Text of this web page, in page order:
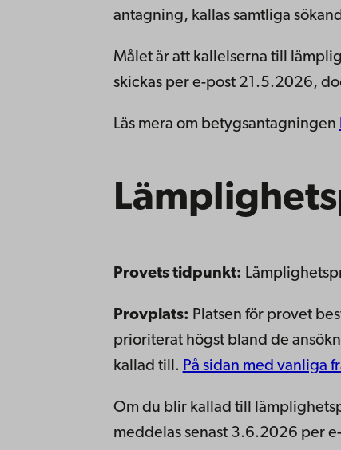
antagning, kallas samtliga
Målet är att kallelserna till
skickas per e-post 21.5.2026,
Läs mera om betygsantagningen
Provets tidpunkt:
Provplats: Platsen för provet
prioriterat högst bland de
kallad till. På sidan med vanliga
Om du blir kallad till
meddelas senast 3.6.2026 per